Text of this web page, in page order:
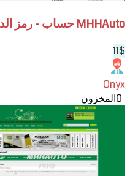
MHHAuto حساب - رمز الدعوة وتنز...
11$
Onyx
0المخزون
CarTechnology